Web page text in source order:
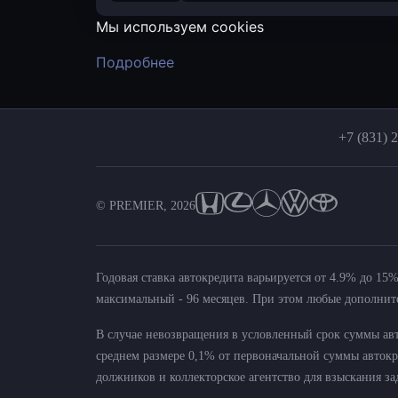
Мы используем cookies
Подробнее
+7 (831)
© PREMIER, 2026
Годовая ставка автокредита варьируется от 4.9% до
максимальный - 96 месяцев. При этом любые
В случае невозвращения в условленный срок суммы
среднем размере 0,1% от первоначальной суммы
должников и коллекторское агентство для взыскания